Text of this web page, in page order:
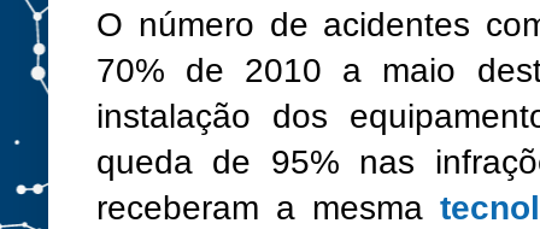
O número de acidentes
70% de 2010 a maio
instalação dos
queda de 95% nas
receberam a mesma